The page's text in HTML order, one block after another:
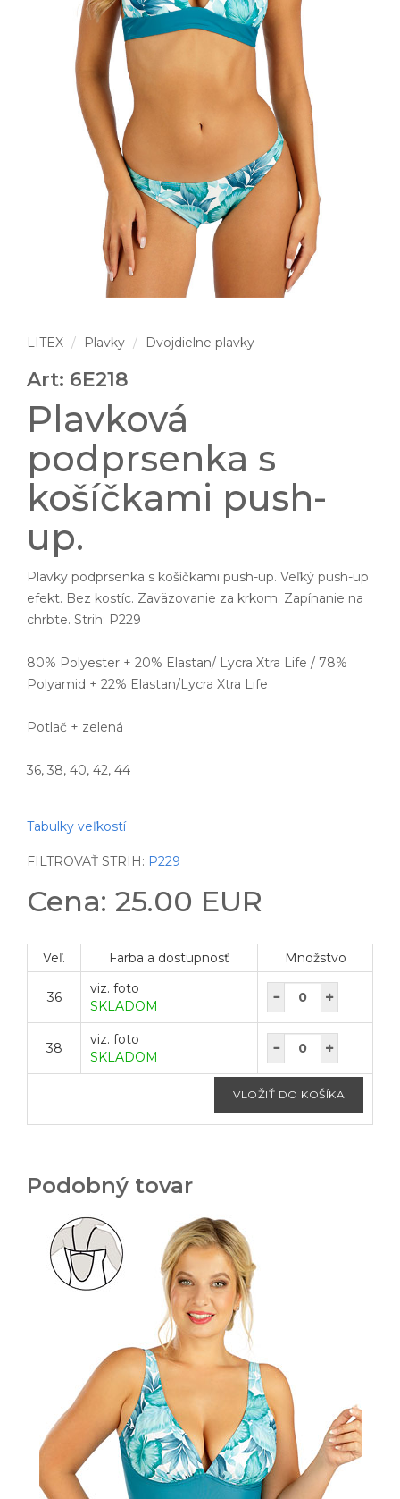
LITEX Plavky Dvojdielne plavky
Art: 6E218
Plavková
podprsenka s
košíčkami push-
up.
Plavky podprsenka s košíčkami push-up. Veľký push-up
efekt. Bez kostíc. Zaväzovanie za krkom. Zapínanie na
chrbte. Strih: P229
80% Polyester + 20% Elastan/ Lycra Xtra Life / 78%
Polyamid + 22% Elastan/Lycra Xtra Life
Potlač + zelená
36, 38, 40, 42, 44
Tabulky veľkostí
FILTROVAŤ STRIH: P229
Cena: 25.00 EUR
Veľ. Farba a dostupnosť Množstvo
36
viz. foto
SKLADOM
38
viz. foto
SKLADOM
Podobný tovar